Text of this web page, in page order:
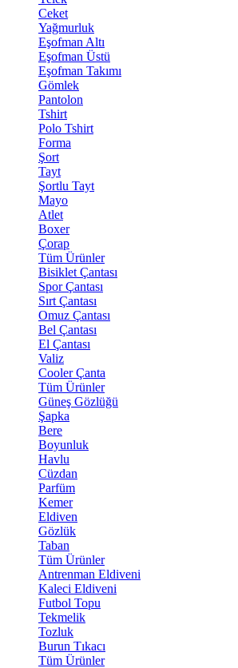
Ceket
Yağmurluk
Eşofman Altı
Eşofman Üstü
Eşofman Takımı
Gömlek
Pantolon
Tshirt
Polo Tshirt
Forma
Şort
Tayt
Şortlu Tayt
Mayo
Atlet
Boxer
Çorap
Tüm Ürünler
Bisiklet Çantası
Spor Çantası
Sırt Çantası
Omuz Çantası
Bel Çantası
El Çantası
Valiz
Cooler Çanta
Tüm Ürünler
Güneş Gözlüğü
Şapka
Bere
Boyunluk
Havlu
Cüzdan
Parfüm
Kemer
Eldiven
Gözlük
Taban
Tüm Ürünler
Antrenman Eldiveni
Kaleci Eldiveni
Futbol Topu
Tekmelik
Tozluk
Burun Tıkacı
Tüm Ürünler